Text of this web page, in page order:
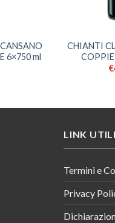
6×750 ml
CHIANTI
€
LINK UTILI
Termini e
Privacy